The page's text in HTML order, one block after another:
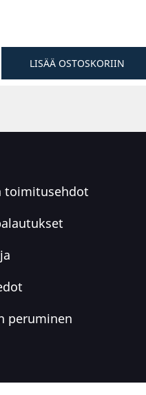
LISÄÄ OSTOSKORIIN
toimitusehdot
peruminen